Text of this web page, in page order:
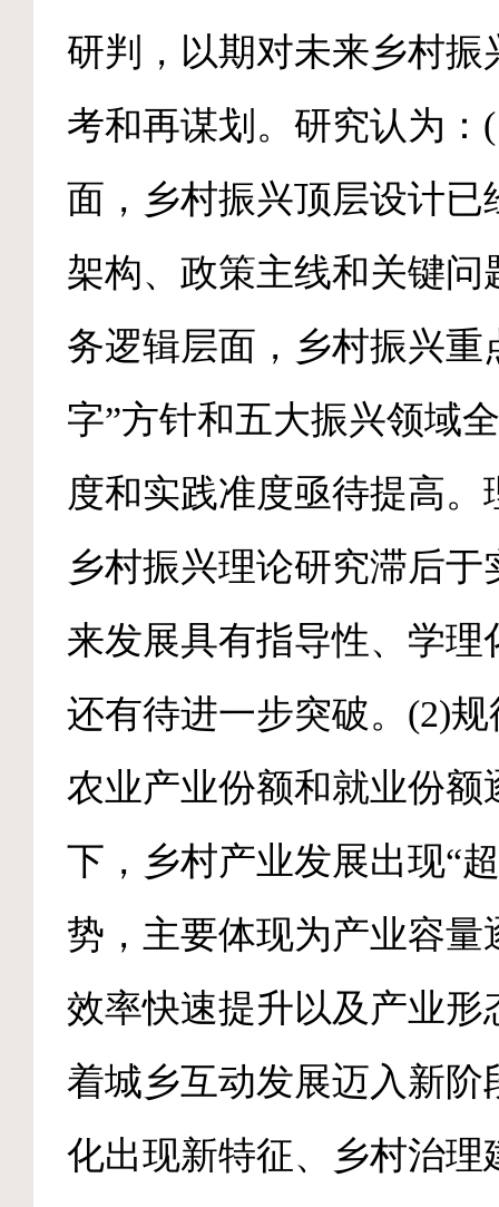
研判，以期对未来乡村振
考和再谋划。研究认为：
面，乡村振兴顶层设计已
架构、政策主线和关键问
务逻辑层面，乡村振兴重
字”方针和五大振兴领域
度和实践准度亟待提高。
乡村振兴理论研究滞后
来发展具有指导性、学理
还有待进一步突破。(2)
农业产业份额和就业份额
下，乡村产业发展出现“
势，主要体现为产业容量
效率快速提升以及产业形
着城乡互动发展迈入新阶
化出现新特征、乡村治理